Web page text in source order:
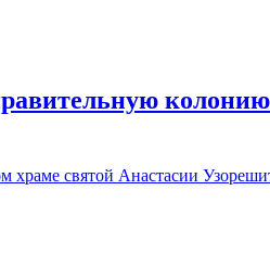
колонию
храме святой Анастасии